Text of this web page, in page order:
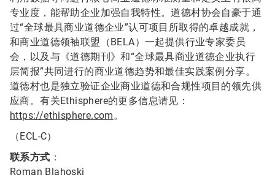
专业度，能帮助企业加强自我特性。道德村协会自豪于通
过“全球最具商业道德企业”认可项目所取得的卓越成就，
和商业道德领袖联盟（BELA）一起提供行业专家委员
会，以及与《道德期刊》和“全球最具商业道德企业执行
层简报”共同进行的商业道德趋势和最佳实践案例分享。
道德村也是独立验证企业商业道德和合规性项目的领先供
应商。有关Ethisphere的更多信息请见：
https://ethisphere.com。
（ECL-C）
联系方式 ：
Roman Blahoski